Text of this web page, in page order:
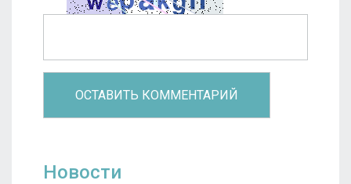
Новости